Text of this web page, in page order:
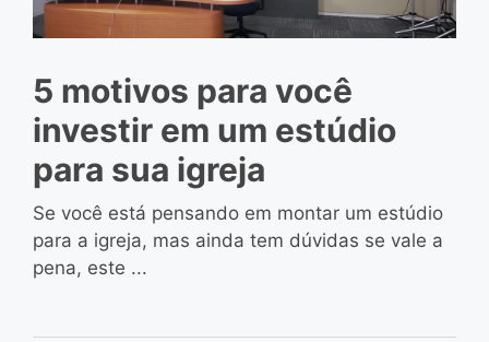
5 motivos para você
investir em um estúdio
para sua igreja
Se você está pensando em montar um estúdio
para a igreja, mas ainda tem dúvidas se vale a
pena, este ...